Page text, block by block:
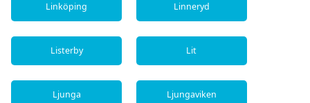
Linköping Linneryd
Listerby Lit
Ljunga Ljungaviken